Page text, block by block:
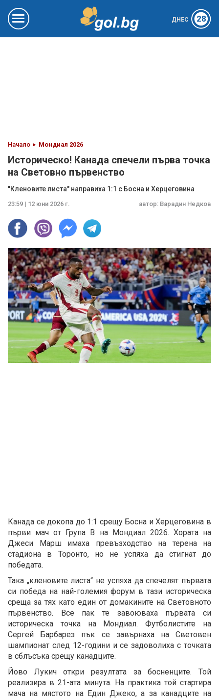
ДНЕС 28
Начало Мондиал 2026
Историческо! Канада спечели първа точка
на Световно първенство
"Кленовите листа" направиха 1:1 с Босна и Херцеговина
23:59 | 12 юни 2026 г. автор: Варадин Недков
Канада се докопа до 1:1 срещу Босна и Херцеговина в
първи мач от Група В на Мондиал 2026. Хората на
Джеси Марш имаха превъзходство на терена на
стадиона в Торонто, но не успяха да стигнат до
победата.
Така „кленовите листа“ не успяха да спечелят първата
си победа на най-големия форум в тази историческа
среща за тях като един от домакините на Световното
първенство. Все пак те завоюваха първата си
историческа точка на Мондиал. Футболистите на
Сергей Барбарез пък се завърнаха на Световен
шампионат след 12-години и се задоволиха с точката
в сблъсъка срещу канадците.
Йово Лукич откри резултата за босненците. Той
реализира в 21-ата минута. На практика той стартира
мача на мястото на Един Джеко, а за канадците на